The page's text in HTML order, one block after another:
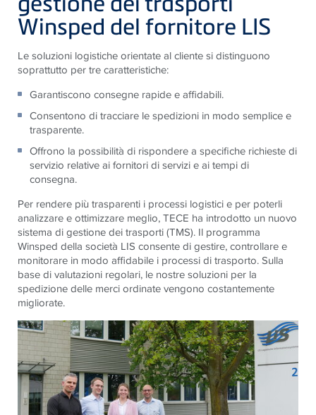
Winsped del fornitore LIS
Le soluzioni logistiche orientate al cliente si distinguono
soprattutto per tre caratteristiche:
Garantiscono consegne rapide e affidabili.
Consentono di tracciare le spedizioni in modo semplice e
trasparente.
Offrono la possibilità di rispondere a specifiche richieste di
servizio relative ai fornitori di servizi e ai tempi di
consegna.
Per rendere più trasparenti i processi logistici e per poterli
analizzare e ottimizzare meglio, TECE ha introdotto un nuovo
sistema di gestione dei trasporti (TMS). Il programma
Winsped della società LIS consente di gestire, controllare e
monitorare in modo affidabile i processi di trasporto. Sulla
base di valutazioni regolari, le nostre soluzioni per la
spedizione delle merci ordinate vengono costantemente
migliorate.